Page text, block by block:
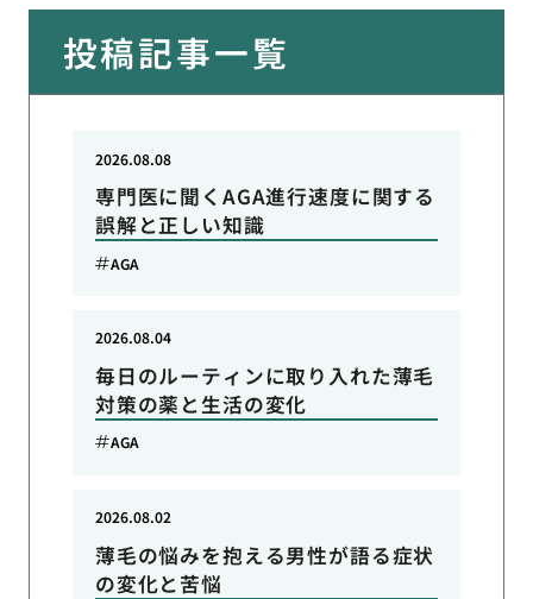
投稿記事一覧
専門医に聞くAGA進行速度に関する
誤解と正しい知識
2026.08.08
AGA
毎日のルーティンに取り入れた薄毛
対策の薬と生活の変化
2026.08.04
AGA
薄毛の悩みを抱える男性が語る症状
の変化と苦悩
2026.08.02